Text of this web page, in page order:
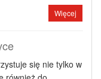
Więcej
się nie tylko w